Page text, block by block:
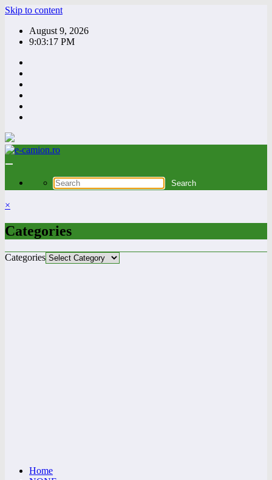
Skip to content
August 9, 2026
9:03:18 PM
×
Categories
Categories
Home